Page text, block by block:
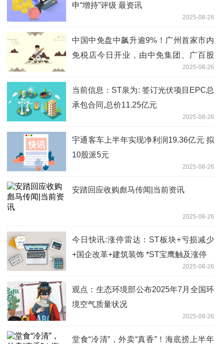
申“增持”评级 最资讯
2025-08-26
中国中免盘中飙升逾9%！广州首家市内
免税店今日开业，由中免集团、广百股
份、岭南控股和白云机场联合打造|焦点
速看
2025-08-26
当前信息：ST泉为: 签订光伏项目EPC总
承包合同,总价11.25亿元
2025-08-26
宇通客车上半年实现净利润19.36亿元 拟
10股派5元
2025-08-26
安踏回应收购彪马传闻|当前资讯
2025-08-26
今日快讯:涨停雷达：ST板块+亏损减少
+国企改革+建筑装饰 *ST宝鹰触及涨停
2025-08-26
观点：生态环境部公布2025年7月全国环
境空气质量状况
2025-08-26
堂食“冷清”，外卖“真香”！海底捞上半年